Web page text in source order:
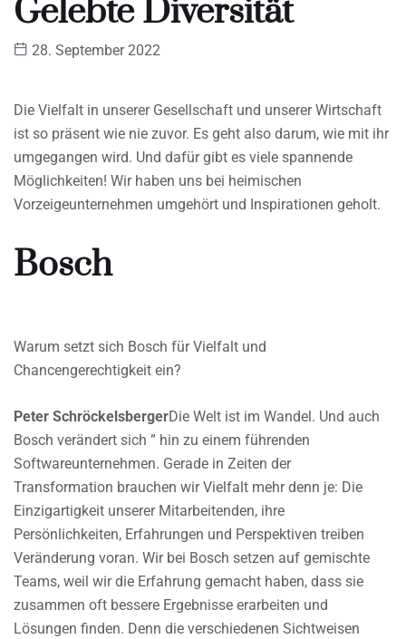
Gelebte Diversität
28. September 2022
Die Vielfalt in unserer Gesellschaft und unserer Wirtschaft
ist so präsent wie nie zuvor. Es geht also darum, wie mit ihr
umgegangen wird. Und dafür gibt es viele spannende
Möglichkeiten! Wir haben uns bei heimischen
Vorzeigeunternehmen umgehört und Inspirationen geholt.
Bosch
Warum setzt sich Bosch für Vielfalt und
Chancengerechtigkeit ein?
Peter SchröckelsbergerDie Welt ist im Wandel. Und auch
Bosch verändert sich ” hin zu einem führenden
Softwareunternehmen. Gerade in Zeiten der
Transformation brauchen wir Vielfalt mehr denn je: Die
Einzigartigkeit unserer Mitarbeitenden, ihre
Persönlichkeiten, Erfahrungen und Perspektiven treiben
Veränderung voran. Wir bei Bosch setzen auf gemischte
Teams, weil wir die Erfahrung gemacht haben, dass sie
zusammen oft bessere Ergebnisse erarbeiten und
Lösungen finden. Denn die verschiedenen Sichtweisen